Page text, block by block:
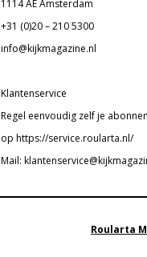
1114 AE Amsterdam
+31 (0)20 – 210 5300
info@kijkmagazine.nl
Klantenservice
Regel eenvoudig zelf je
op https://service.roularta.nl/
Mail:
Roularta